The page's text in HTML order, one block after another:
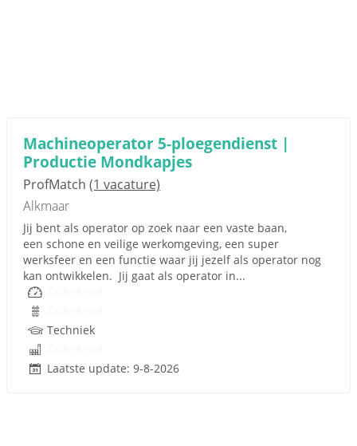
Machineoperator 5-ploegendienst |
Productie Mondkapjes
ProfMatch (1 vacature)
Alkmaar
Jij bent als operator op zoek naar een vaste baan,
een schone en veilige werkomgeving, een super
werksfeer en een functie waar jij jezelf als operator nog
kan ontwikkelen. Jij gaat als operator in...
Techniek
Laatste update: 9-8-2026